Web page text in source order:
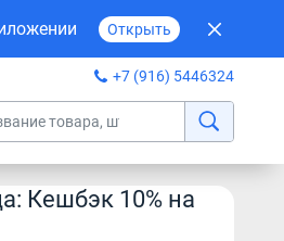
Открыть
+7 (916) 5446324
Кешбэк 10% на